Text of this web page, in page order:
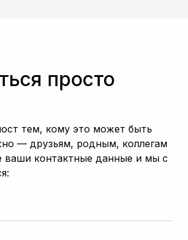
просто
тем, кому это может быть
— друзьям, родным, коллегам
ваши контактные данные и мы с